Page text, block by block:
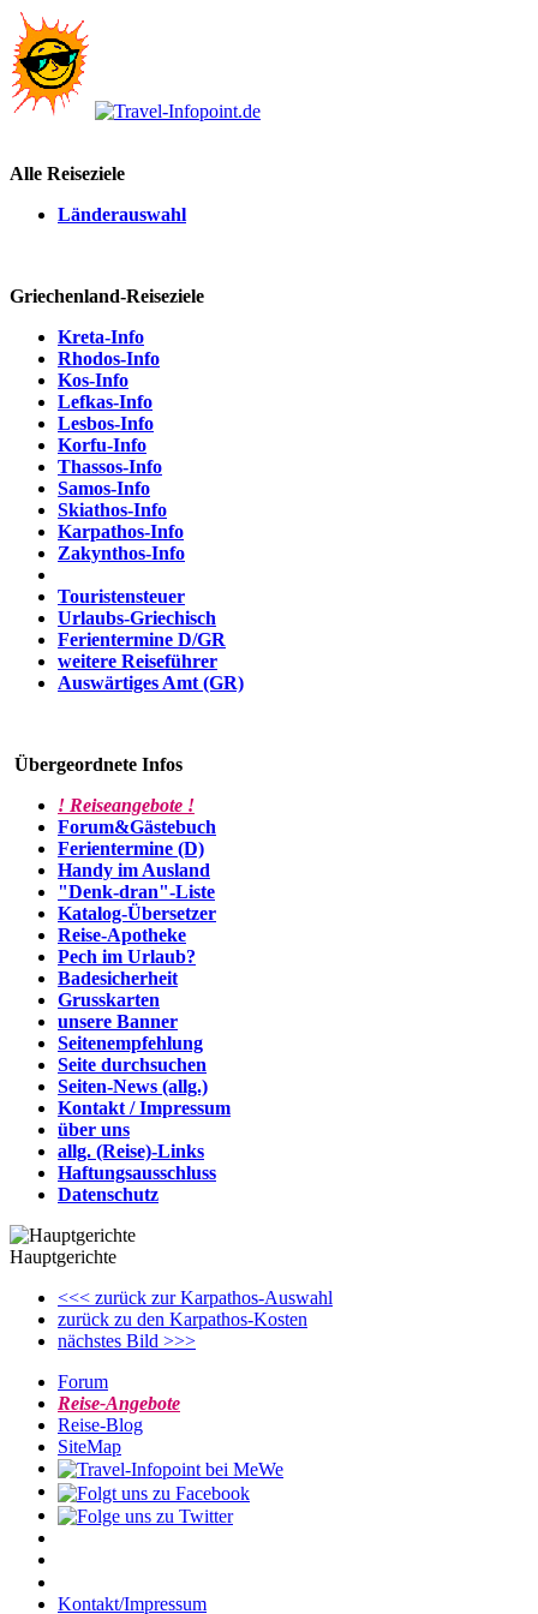
Alle Reiseziele
Länderauswahl
Griechenland-Reiseziele
Kreta-Info
Rhodos-Info
Kos-Info
Lefkas-Info
Lesbos-Info
Korfu-Info
Thassos-Info
Samos-Info
Skiathos-Info
Karpathos-Info
Zakynthos-Info
Touristensteuer
Urlaubs-Griechisch
Ferientermine D/GR
weitere Reiseführer
Auswärtiges Amt (GR)
Übergeordnete Infos
! Reiseangebote !
Forum&Gästebuch
Ferientermine (D)
Handy im Ausland
"Denk-dran"-Liste
Katalog-Übersetzer
Reise-Apotheke
Pech im Urlaub?
Badesicherheit
Grusskarten
unsere Banner
Seitenempfehlung
Seite durchsuchen
Seiten-News (allg.)
Kontakt / Impressum
über uns
allg. (Reise)-Links
Haftungsausschluss
Datenschutz
Hauptgerichte
<<< zurück zur Karpathos-Auswahl
zurück zu den Karpathos-Kosten
nächstes Bild >>>
Forum
Reise-Angebote
Reise-Blog
SiteMap
Kontakt/Impressum